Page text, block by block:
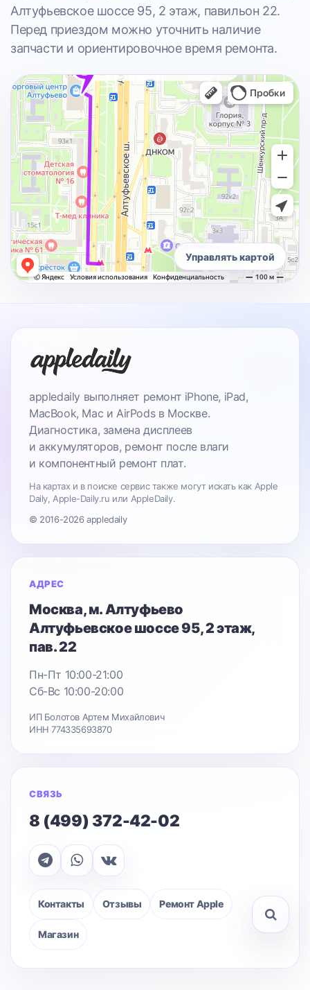
Алтуфьевское шоссе 95, 2 этаж, павильон 22.
Перед приездом можно уточнить наличие
запчасти и ориентировочное время ремонта.
Управлять картой
appledaily выполняет ремонт iPhone, iPad,
MacBook, Mac и AirPods в Москве.
Диагностика, замена дисплеев
и аккумуляторов, ремонт после влаги
и компонентный ремонт плат.
На картах и в поиске сервис также могут искать как Apple
Daily, Apple-Daily.ru или AppleDaily.
© 2016-2026 appledaily
АДРЕС
Москва, м. Алтуфьево
Алтуфьевское шоссе 95, 2 этаж,
пав. 22
Пн-Пт 10:00-21:00
Сб-Вс 10:00-20:00
ИП Болотов Артем Михайлович
ИНН 774335693870
СВЯЗЬ
8 (499) 372-42-02
Контакты Отзывы Ремонт Apple
Магазин